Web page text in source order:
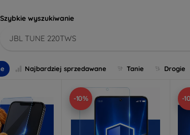
Szybkie wyszukiwanie
JBL TUNE 220TWS
Najbardziej sprzedawane Tanie Drogie
-10% -